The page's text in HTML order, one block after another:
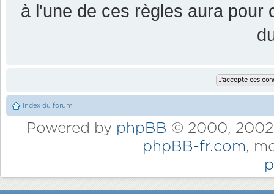
à l'une de ces règles aura pour
Index du forum
Powered by phpBB © 2000,
phpBB-fr.com,